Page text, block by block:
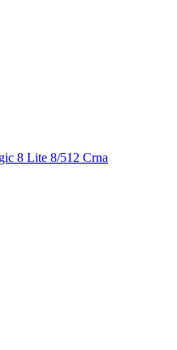
8 Lite 8/512 Crna